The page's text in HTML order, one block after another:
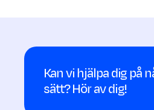
Kan vi hjälpa dig på
sätt? Hör av dig!